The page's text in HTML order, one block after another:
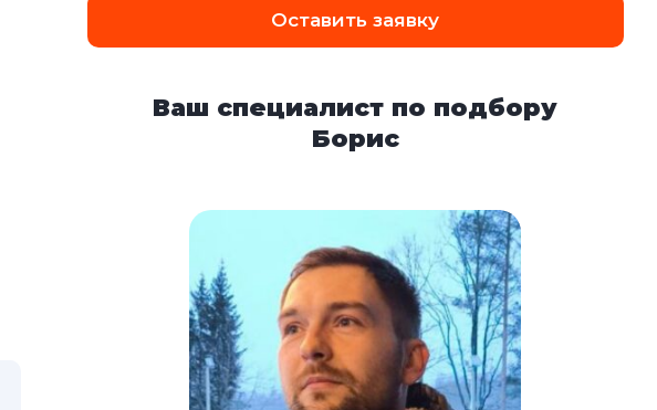
Оставить заявку
Ваш специалист по подбору
Борис